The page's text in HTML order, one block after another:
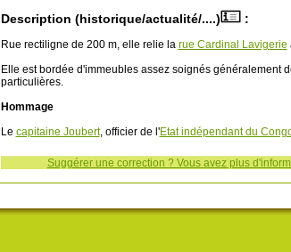
Description (historique/actualité/....) :
Rue rectiligne de 200 m, elle relie la rue Cardinal Lavigerie
Elle est bordée d'immeubles assez soignés généralement
particulières.
Hommage
Le capitaine Joubert, officier de l'Etat indépendant du
Suggérer une correction ? Vous avez plus